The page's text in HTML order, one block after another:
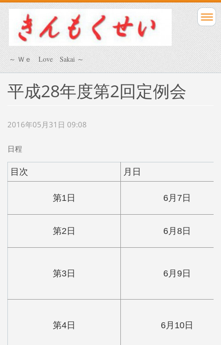
～ Ｗｅ Love Sakai ～
平成28年度第2回定例会
2016年05月31日 09:08
日程
目次 月日
第1日 6月7日
第2日 6月8日
第3日 6月9日
第4日 6月10日